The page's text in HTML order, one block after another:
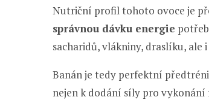
Nutriční profil tohoto ovoce je
správnou dávku energie
sacharidů, vlákniny, draslíku, ale
Banán je tedy perfektní
nejen k dodání síly pro vykonání